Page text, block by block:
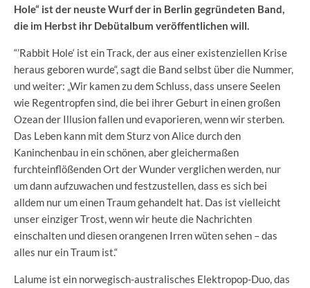
Hole“ ist der neuste Wurf der in Berlin gegründeten Band,
die im Herbst ihr Debütalbum veröffentlichen will.
“’Rabbit Hole‘ ist ein Track, der aus einer existenziellen Krise
heraus geboren wurde“, sagt die Band selbst über die Nummer,
und weiter: „Wir kamen zu dem Schluss, dass unsere Seelen
wie Regentropfen sind, die bei ihrer Geburt in einen großen
Ozean der Illusion fallen und evaporieren, wenn wir sterben.
Das Leben kann mit dem Sturz von Alice durch den
Kaninchenbau in ein schönen, aber gleichermaßen
furchteinflößenden Ort der Wunder verglichen werden, nur
um dann aufzuwachen und festzustellen, dass es sich bei
alldem nur um einen Traum gehandelt hat. Das ist vielleicht
unser einziger Trost, wenn wir heute die Nachrichten
einschalten und diesen orangenen Irren wüten sehen – das
alles nur ein Traum ist.“
Lalume ist ein norwegisch-australisches Elektropop-Duo, das